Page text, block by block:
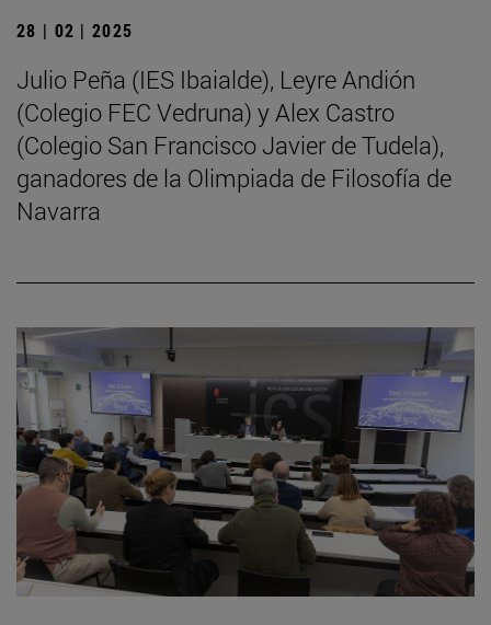
28 | 02 | 2025
Julio Peña (IES Ibaialde), Leyre Andión
(Colegio FEC Vedruna) y Alex Castro
(Colegio San Francisco Javier de Tudela),
ganadores de la Olimpiada de Filosofía de
Navarra